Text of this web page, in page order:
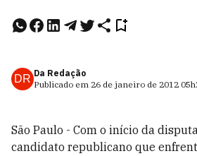
DR Da Redação
Publicado em 26 de janeiro de 2012
São Paulo - Com o início da
candidato republicano que